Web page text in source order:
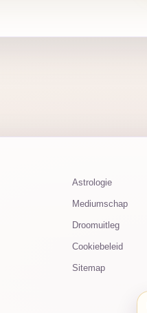
Astrologie
Mediumschap
Droomuitleg
Cookiebeleid
Sitemap